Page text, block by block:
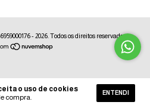
o uso de cookies
compra.
ENTENDI
- 2026. Todos os direitos reservados.